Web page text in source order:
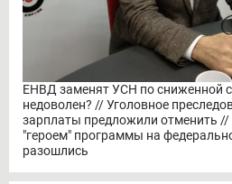
ЕНВД заменят УСН по сниженной
недоволен? // Уголовное
зарплаты предложили отменить
"героем" программы на
разошлись